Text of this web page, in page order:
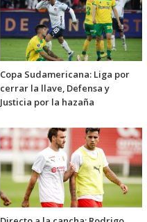
Copa Sudamericana: Liga por
cerrar la llave, Defensa y
Justicia por la hazaña